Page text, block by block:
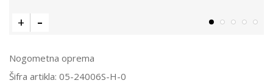
Nogometna oprema
Šifra artikla: 05-24006S-H-0